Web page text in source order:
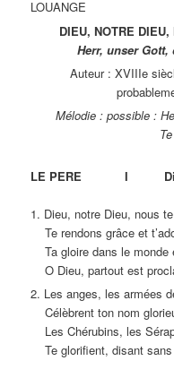
LOUANGE
DIEU, NOTRE
Herr, unser
Auteur : XVIIIe
probablement
Mélodie : possible :
Te Deum,
LE PERE I
1. Dieu, notre Dieu,
Te rendons grâce et
Ta gloire dans le monde
O Dieu, partout est
2. Les anges, les
Célèbrent ton nom
Les Chérubins, les
Te glorifient, disant